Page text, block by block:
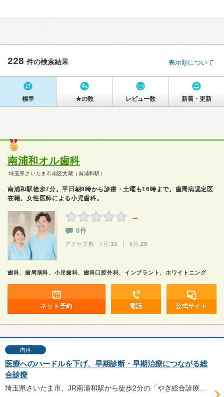
228 件の検索結果 表示順について
標準 ★の数 レビュー数 新着・更新
南浦和オル歯科
埼玉県さいたま市南区文蔵（南浦和駅）
南浦和駅徒歩7分。平日朝9時から診療・土曜も16時まで。歯周病認定医
在籍。女性医師による小児歯科。
－
0件
アクセス数 7月:32 | 6月:29
歯科、歯周病科、小児歯科、歯科口腔外科、インプラント、ホワイトニング
ネット予約 電話 公式サイト
内科
医療へのハードルを下げ、早期診断・早期治療につながる総
合診療